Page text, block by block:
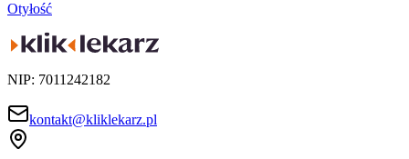
Otyłość
NIP: 7011242182
kontakt@kliklekarz.pl